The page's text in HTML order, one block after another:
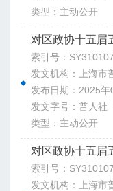
类型：主动公开
对区政协十五届
索引号：
发文机构：上海市
发布日期：2025年
发文字号：普人社
类型：主动公开
对区政协十五届
索引号：
发文机构：上海市